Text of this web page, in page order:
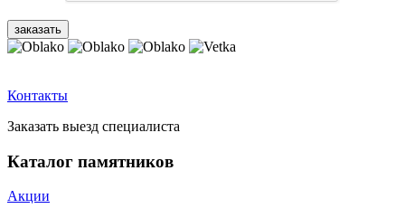
Контакты
Заказать выезд специалиста
Каталог памятников
Акции